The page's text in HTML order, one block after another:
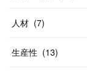
人材 (7)
生産性 (13)